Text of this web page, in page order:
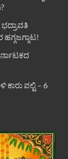
ಭದ್ರಾವತಿ
ಪಲ್ಟಿ – 6